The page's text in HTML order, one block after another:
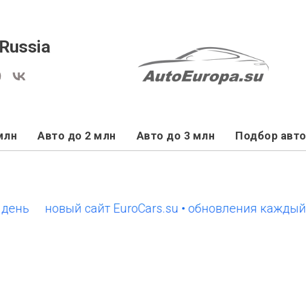
Авто до 2 млн Авто до 3 млн Подбор авто
новый сайт EuroCars.su • обновления каждый день